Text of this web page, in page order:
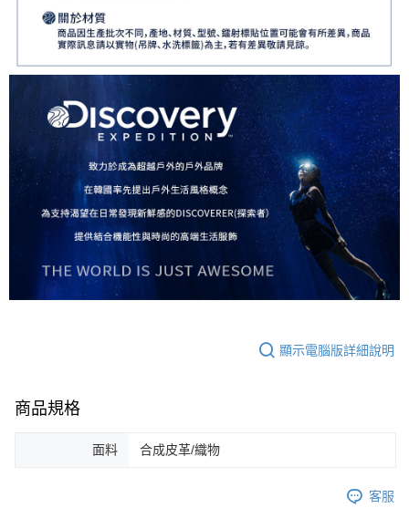
顯示電腦版詳細說明
商品規格
面料 合成皮革/織物
客服